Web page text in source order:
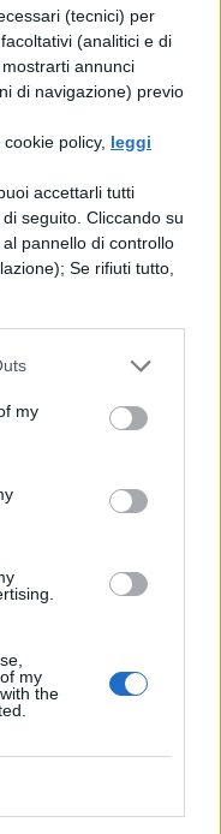
(tecnici) per
(analitici e di
annunci
di navigazione) previo
policy, leggi
accettarli tutti
seguito. Cliccando su
pannello di controllo
Se rifiuti tutto,
my
my
the
è infatti un
soffice e
e alla castità.
è
appena
voler rivolgersi
il sorriso,
di
da Vinci: